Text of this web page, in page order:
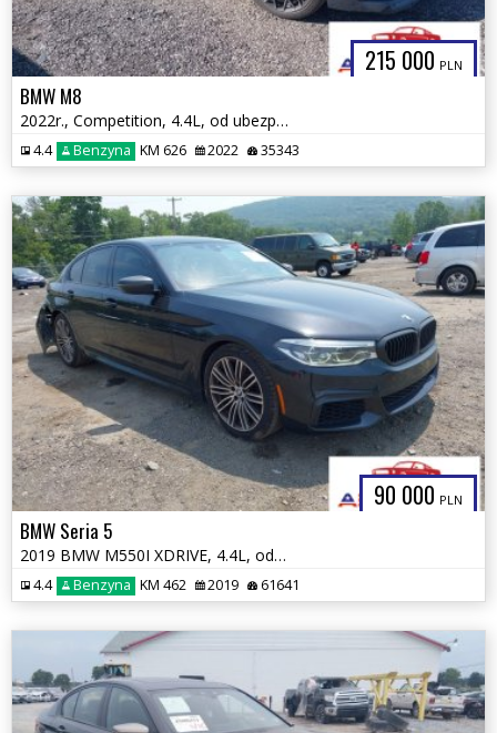
215 000 PLN
BMW M8
2022r., Competition, 4.4L, od ubezpieczalni
4.4 Benzyna KM 626 2022 35343
90 000 PLN
BMW Seria 5
2019 BMW M550I XDRIVE, 4.4L, od ubezpieczalni
4.4 Benzyna KM 462 2019 61641